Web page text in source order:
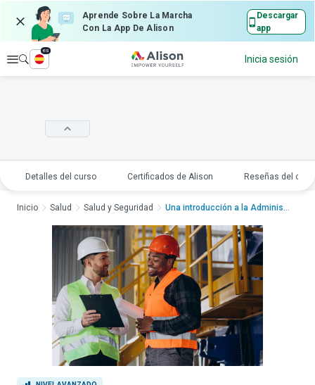
Aprende Sobre La Marcha
Con La App De Alison
Descargar
app
Explorar
es
Inicia sesión
Detalles del curso Certificados de Alison Reseñas del
Inicio Salud Salud y Seguridad Una introducción a la Administr...